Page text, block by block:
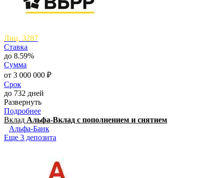
Лиц. 3287
Ставка
до 8.59%
Сумма
от 3 000 000 ₽
Срок
до 732 дней
Развернуть
Подробнее
Вклад Альфа-Вклад с пополнением и снятием
Альфа-Банк
Еще 3 депозита